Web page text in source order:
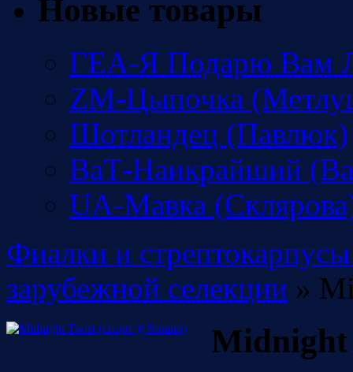
Новые товары
ГЕА-Я Подарю Вам
ZM-Цыпочка
Шотландец (Павлюк)
ВаТ-Наикрайший
UA-Мавка
Фиалки и
зарубежной селекции »
Midnight